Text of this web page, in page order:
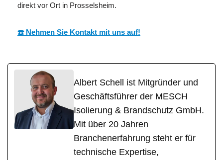
direkt vor Ort in Prosselsheim.
☎️ Nehmen Sie Kontakt mit uns auf!
Albert Schell ist Mitgründer und
Geschäftsführer der MESCH
Isolierung & Brandschutz GmbH.
Mit über 20 Jahren
Branchenerfahrung steht er für
technische Expertise,